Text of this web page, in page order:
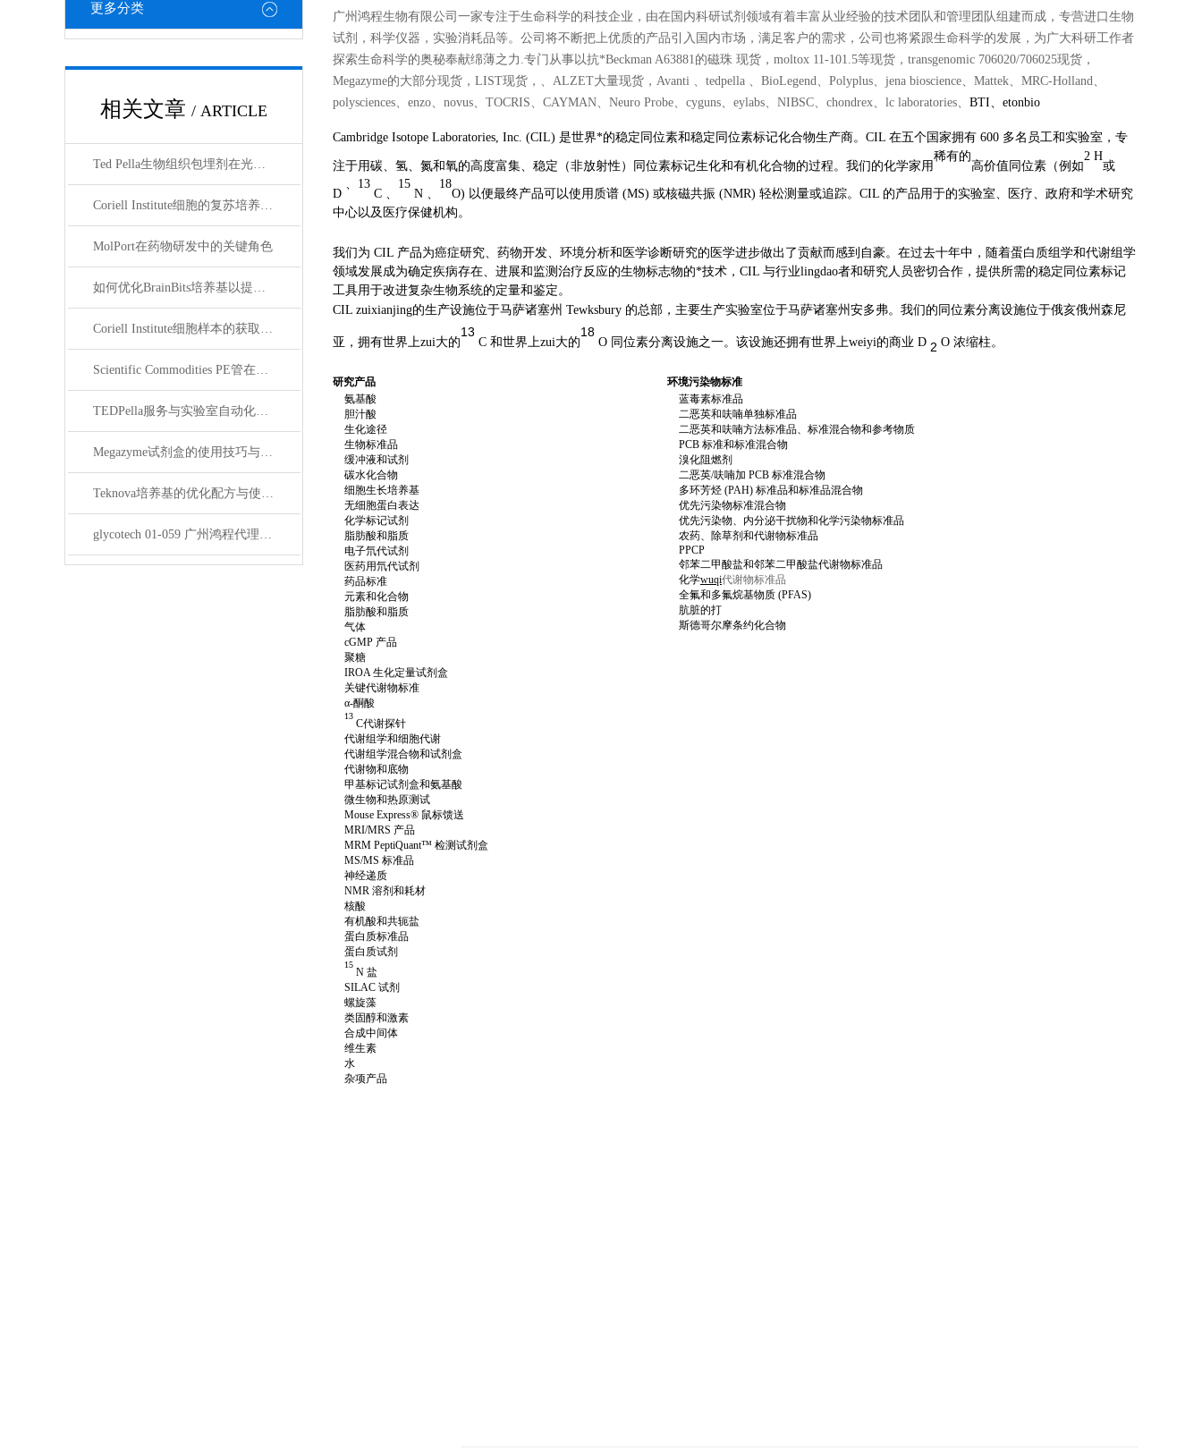
更多分类
相关文章 / ARTICLE
Ted Pella生物组织包埋剂在光镜与电镜联用技术中的应用
Coriell Institute细胞的复苏培养与质量控制规范
MolPort在药物研发中的关键角色
如何优化BrainBits培养基以提高实验效果？
Coriell Institute细胞样本的获取与应用指南
Scientific Commodities PE管在环保实验中的作用
TEDPella服务与实验室自动化设备的整合
Megazyme试剂盒的使用技巧与实验优化方法
Teknova培养基的优化配方与使用技巧
glycotech 01-059 广州鸿程代理：开启糖生物学研究新征程
广州鸿程生物有限公司一家专注于生命科学的科技企业，由在国内科研试剂领域有着丰富从业经验的技术团队和管理团队组建而成，专营进口生物
试剂，科学仪器，实验消耗品等。公司将不断把上优质的产品引入国内市场，满足客户的需求，公司也将紧跟生命科学的发展，为广大科研工作者
探索生命科学的奥秘奉献绵薄之力.专门从事以抗*Beckman A63881的磁珠 现货，moltox 11-101.5等现货，transgenomic 706020/706025现货，
Megazyme的大部分现货，LIST现货，、ALZET大量现货，Avanti 、tedpella 、BioLegend、Polyplus、jena bioscience、Mattek、MRC-Holland、
polysciences、enzo、novus、TOCRIS、CAYMAN、Neuro Probe、cyguns、eylabs、NIBSC、chondrex、lc laboratories、 BTI、etonbio
Cambridge Isotope Laboratories, Inc. (CIL) 是世界*的稳定同位素和稳定同位素标记化合物生产商。CIL 在五个国家拥有 600 多名员工和实验室，专
注于用碳、氢、氮和氧的高度富集、稳定（非放射性）同位素标记生化和有机化合物的过程。我们的化学家用
稀有的
高价值同位素（例如
2 H
或
D
、 13
C 、
15
N 、
18
O) 以便最终产品可以使用质谱 (MS) 或核磁共振 (NMR) 轻松测量或追踪。CIL 的产品用于的实验室、医疗、政府和学术研究
中心以及医疗保健机构。
我们为 CIL 产品为癌症研究、药物开发、环境分析和医学诊断研究的医学进步做出了贡献而感到自豪。在过去十年中，随着蛋白质组学和代谢组学
领域发展成为确定疾病存在、进展和监测治疗反应的生物标志物的*技术，CIL 与行业lingdao者和研究人员密切合作，提供所需的稳定同位素标记
工具用于改进复杂生物系统的定量和鉴定。
CIL zuixianjing的生产设施位于马萨诸塞州 Tewksbury 的总部，主要生产实验室位于马萨诸塞州安多弗。我们的同位素分离设施位于俄亥俄州森尼
亚，拥有世界上zui大的
13
C 和世界上zui大的
18
O 同位素分离设施之一。该设施还拥有世界上weiyi的商业 D 2 O 浓缩柱。
研究产品
氨基酸
胆汁酸
生化途径
生物标准品
缓冲液和试剂
碳水化合物
细胞生长培养基
无细胞蛋白表达
化学标记试剂
脂肪酸和脂质
电子氘代试剂
医药用氘代试剂
药品标准
元素和化合物
脂肪酸和脂质
气体
cGMP 产品
聚糖
IROA 生化定量试剂盒
关键代谢物标准
α-酮酸
13
C代谢探针
代谢组学和细胞代谢
代谢组学混合物和试剂盒
代谢物和底物
甲基标记试剂盒和氨基酸
微生物和热原测试
Mouse Express® 鼠标馈送
MRI/MRS 产品
MRM PeptiQuant™ 检测试剂盒
MS/MS 标准品
神经递质
NMR 溶剂和耗材
核酸
有机酸和共轭盐
蛋白质标准品
蛋白质试剂
15
N 盐
SILAC 试剂
螺旋藻
类固醇和激素
合成中间体
维生素
水
杂项产品
环境污染物标准
蓝毒素标准品
二恶英和呋喃单独标准品
二恶英和呋喃方法标准品、标准混合物和参考物质
PCB 标准和标准混合物
溴化阻燃剂
二恶英/呋喃加 PCB 标准混合物
多环芳烃 (PAH) 标准品和标准品混合物
优先污染物标准混合物
优先污染物、内分泌干扰物和化学污染物标准品
农药、除草剂和代谢物标准品
PPCP
邻苯二甲酸盐和邻苯二甲酸盐代谢物标准品
化学wuqi代谢物标准品
全氟和多氟烷基物质 (PFAS)
肮脏的打
斯德哥尔摩条约化合物